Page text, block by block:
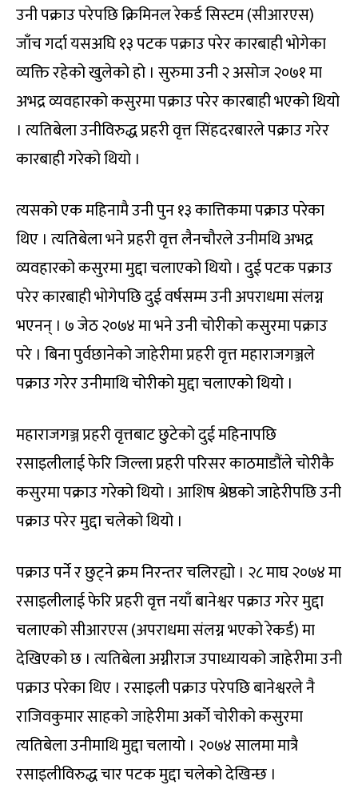
उनी पक्राउ परेपछि क्रिमिनल रेकर्ड सिस्टम (सीआरएस)
जाँच गर्दा यसअघि १३ पटक पक्राउ परेर कारबाही भोगेका
व्यक्ति रहेको खुलेको हो । सुरुमा उनी २ असोज २०७१ मा
अभद्र व्यवहारको कसुरमा पक्राउ परेर कारबाही भएको थियो
। त्यतिबेला उनीविरुद्ध प्रहरी वृत्त सिंहदरबारले पक्राउ गरेर
कारबाही गरेको थियो ।
त्यसको एक महिनामै उनी पुन १३ कात्तिकमा पक्राउ परेका
थिए । त्यतिबेला भने प्रहरी वृत्त लैनचौरले उनीमथि अभद्र
व्यवहारको कसुरमा मुद्दा चलाएको थियो । दुई पटक पक्राउ
परेर कारबाही भोगेपछि दुई वर्षसम्म उनी अपराधमा संलग्न
भएनन् । ७ जेठ २०७४ मा भने उनी चोरीको कसुरमा पक्राउ
परे । बिना पुर्वछानेको जाहेरीमा प्रहरी वृत्त महाराजगञ्जले
पक्राउ गरेर उनीमाथि चोरीको मुद्दा चलाएको थियो ।
महाराजगञ्ज प्रहरी वृत्तबाट छुटेको दुई महिनापछि
रसाइलीलाई फेरि जिल्ला प्रहरी परिसर काठमाडौंले चोरीकै
कसुरमा पक्राउ गरेको थियो । आशिष श्रेष्ठको जाहेरीपछि उनी
पक्राउ परेर मुद्दा चलेको थियो ।
पक्राउ पर्ने र छुट्ने क्रम निरन्तर चलिरह्यो । २८ माघ २०७४ मा
रसाइलीलाई फेरि प्रहरी वृत्त नयाँ बानेश्वर पक्राउ गरेर मुद्दा
चलाएको सीआरएस (अपराधमा संलग्न भएको रेकर्ड) मा
देखिएको छ । त्यतिबेला अग्नीराज उपाध्यायको जाहेरीमा उनी
पक्राउ परेका थिए । रसाइली पक्राउ परेपछि बानेश्वरले नै
राजिवकुमार साहको जाहेरीमा अर्को चोरीको कसुरमा
त्यतिबेला उनीमाथि मुद्दा चलायो । २०७४ सालमा मात्रै
रसाइलीविरुद्ध चार पटक मुद्दा चलेको देखिन्छ ।